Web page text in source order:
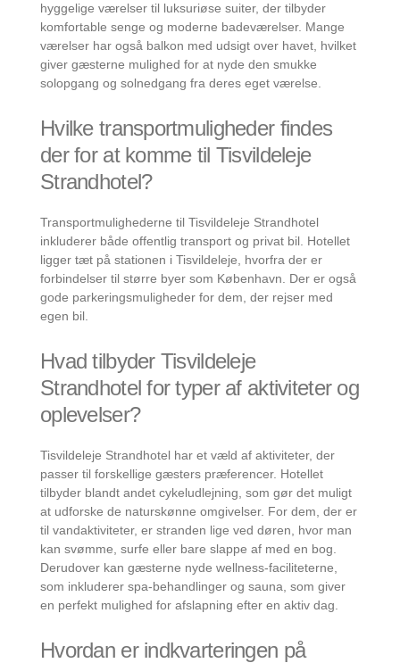
hyggelige værelser til luksuriøse suiter, der tilbyder
komfortable senge og moderne badeværelser. Mange
værelser har også balkon med udsigt over havet, hvilket
giver gæsterne mulighed for at nyde den smukke
solopgang og solnedgang fra deres eget værelse.
Hvilke transportmuligheder findes
der for at komme til Tisvildeleje
Strandhotel?
Transportmulighederne til Tisvildeleje Strandhotel
inkluderer både offentlig transport og privat bil. Hotellet
ligger tæt på stationen i Tisvildeleje, hvorfra der er
forbindelser til større byer som København. Der er også
gode parkeringsmuligheder for dem, der rejser med
egen bil.
Hvad tilbyder Tisvildeleje
Strandhotel for typer af aktiviteter og
oplevelser?
Tisvildeleje Strandhotel har et væld af aktiviteter, der
passer til forskellige gæsters præferencer. Hotellet
tilbyder blandt andet cykeludlejning, som gør det muligt
at udforske de naturskønne omgivelser. For dem, der er
til vandaktiviteter, er stranden lige ved døren, hvor man
kan svømme, surfe eller bare slappe af med en bog.
Derudover kan gæsterne nyde wellness-faciliteterne,
som inkluderer spa-behandlinger og sauna, som giver
en perfekt mulighed for afslapning efter en aktiv dag.
Hvordan er indkvarteringen på